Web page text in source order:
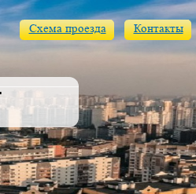
Схема проезда Контакты